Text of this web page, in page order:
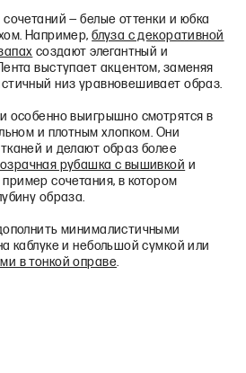
— белые оттенки и юбка
Например,блуза с декоративной
создают элегантный и
выступает акцентом, заменяя
низ уравновешивает образ.
особенно выигрышно смотрятся в
и плотным хлопком. Они
и делают образ более
рубашка с вышивкой и
пример сочетания, в котором
образа.
минималистичными
каблуке и небольшой сумкой или
в тонкой оправе.